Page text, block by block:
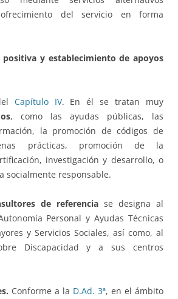
del servicio en forma
positiva y establecimiento de apoyos
Capítulo IV. En él se tratan muy
, como las ayudas públicas, las
la promoción de códigos de
prácticas, promoción de la
investigación y desarrollo, o
socialmente responsable.
de referencia se designa al
Personal y Ayudas Técnicas
y Servicios Sociales, así como, al
Discapacidad y a sus centros
Conforme a la D.Ad. 3ª, en el ámbito